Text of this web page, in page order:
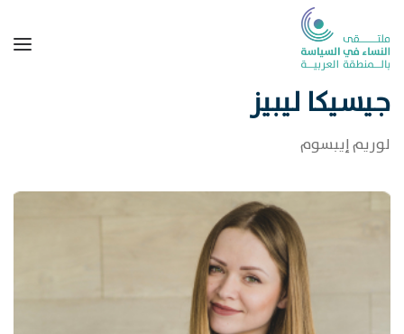
جيسيكا ليبيز
لوريم إيبسوم